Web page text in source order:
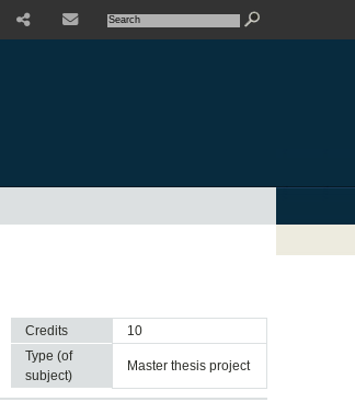
Credits
10
Type (of
subject)
master thesis project